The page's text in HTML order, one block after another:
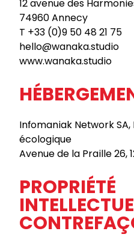
12 avenue des
74960 Annecy
T +33 (0)9 50 48 21 75
hello@wanaka.studio
www.wanaka.studio
Infomaniak Network
écologique
Avenue de la Praille 26,
PROPRIÉTÉ